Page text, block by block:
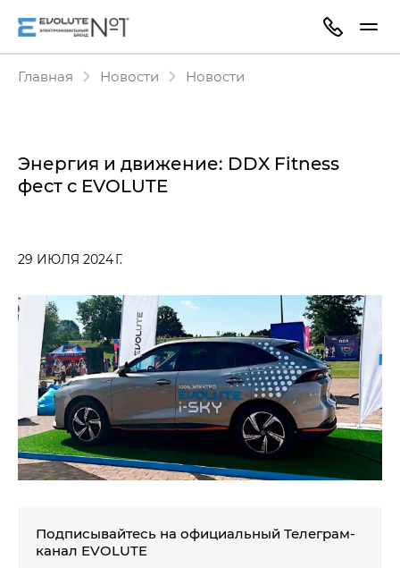
Главная Новости Новости
Энергия и движение: DDX Fitness
фест с EVOLUTE
29 ИЮЛЯ 2024 Г.
Подписывайтесь на официальный Телеграм-
канал EVOLUTE